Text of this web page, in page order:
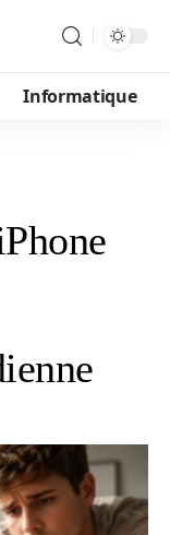
Informatique